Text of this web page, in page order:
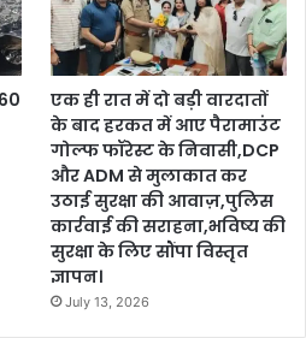
एक ही रात में दो बड़ी वारदातों
के बाद हरकत में आए पैरामाउंट
गोल्फ फॉरेस्ट के निवासी,DCP
और ADM से मुलाकात कर
उठाई सुरक्षा की आवाज़,पुलिस
कार्रवाई की सराहना,भविष्य की
सुरक्षा के लिए सौंपा विस्तृत
ज्ञापन।
July 13, 2026